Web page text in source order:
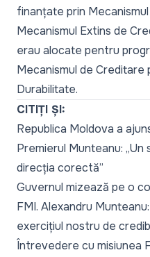
finanțate prin
Mecanismul Extins de
erau alocate pentru
Mecanismul de Creditare
Durabilitate.
CITIȚI ȘI:
Republica Moldova a
Premierul Munteanu: „Un
direcția corectă”
Guvernul mizează pe o
FMI. Alexandru
exercițiul nostru de
Întrevedere cu misiunea